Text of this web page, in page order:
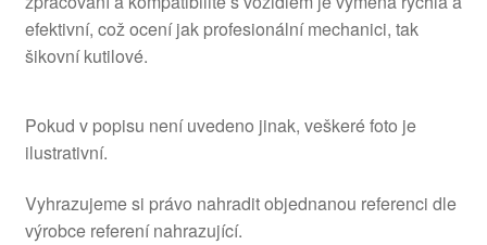
efektivní, což ocení jak profesionální mechanici, tak
šikovní kutilové.
Pokud v popisu není uvedeno jinak, veškeré foto je
ilustrativní.
Vyhrazujeme si právo nahradit objednanou referenci dle
výrobce referení nahrazující.